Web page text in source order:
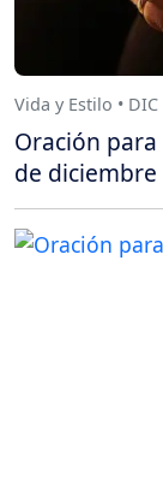
Vida y Estilo •
Oración
de diciembre